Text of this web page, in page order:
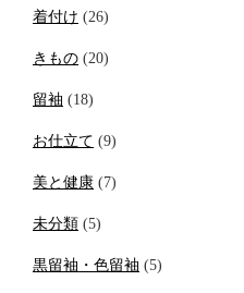
着付け (26)
きもの (20)
留袖 (18)
お仕立て (9)
美と健康 (7)
未分類 (5)
黒留袖・色留袖 (5)